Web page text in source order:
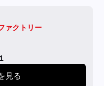
ァクトリー
見る